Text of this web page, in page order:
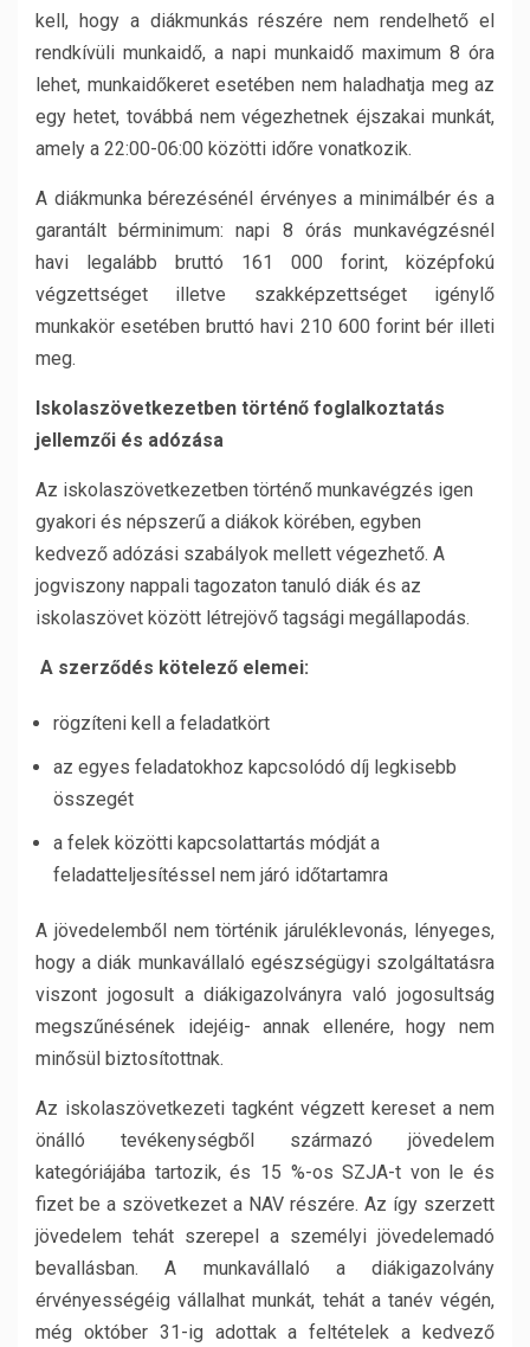
kell, hogy a diákmunkás részére nem rendelhető el
rendkívüli munkaidő, a napi munkaidő maximum 8 óra
lehet, munkaidőkeret esetében nem haladhatja meg az
egy hetet, továbbá nem végezhetnek éjszakai munkát,
amely a 22:00-06:00 közötti időre vonatkozik.
A diákmunka bérezésénél érvényes a minimálbér és a
garantált bérminimum: napi 8 órás munkavégzésnél
havi legalább bruttó 161 000 forint, középfokú
végzettséget illetve szakképzettséget igénylő
munkakör esetében bruttó havi 210 600 forint bér illeti
meg.
Iskolaszövetkezetben történő foglalkoztatás
jellemzői és adózása
Az iskolaszövetkezetben történő munkavégzés igen
gyakori és népszerű a diákok körében, egyben
kedvező adózási szabályok mellett végezhető. A
jogviszony nappali tagozaton tanuló diák és az
iskolaszövet között létrejövő tagsági megállapodás.
A szerződés kötelező elemei:
rögzíteni kell a feladatkört
az egyes feladatokhoz kapcsolódó díj legkisebb
összegét
a felek közötti kapcsolattartás módját a
feladatteljesítéssel nem járó időtartamra
A jövedelemből nem történik járuléklevonás, lényeges,
hogy a diák munkavállaló egészségügyi szolgáltatásra
viszont jogosult a diákigazolványra való jogosultság
megszűnésének idejéig- annak ellenére, hogy nem
minősül biztosítottnak.
Az iskolaszövetkezeti tagként végzett kereset a nem
önálló tevékenységből származó jövedelem
kategóriájába tartozik, és 15 %-os SZJA-t von le és
fizet be a szövetkezet a NAV részére. Az így szerzett
jövedelem tehát szerepel a személyi jövedelemadó
bevallásban. A munkavállaló a diákigazolvány
érvényességéig vállalhat munkát, tehát a tanév végén,
még október 31-ig adottak a feltételek a kedvező